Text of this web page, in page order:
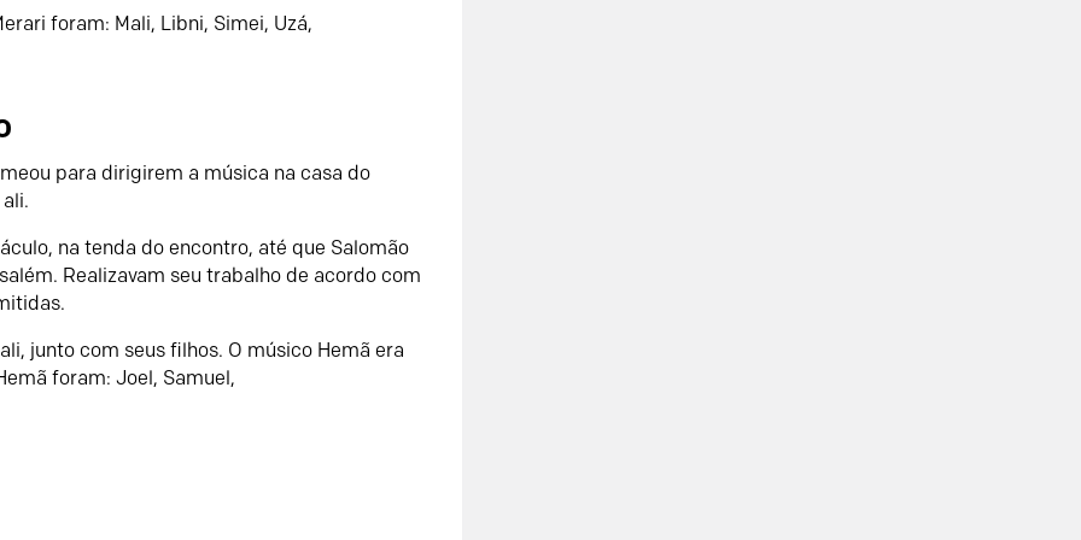
foram: Mali, Libni, Simei, Uzá,
para dirigirem a música na casa do
na tenda do encontro, até que Salomão
Realizavam seu trabalho de acordo com
junto com seus filhos. O músico Hemã era
foram: Joel, Samuel,